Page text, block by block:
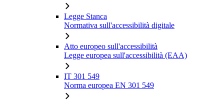
Legge Stanca
Normativa sull'accessibilità digitale
Atto europeo sull'accessibilità
Legge europea sull'accessibilità (EAA)
IT 301 549
Norma europea EN 301 549